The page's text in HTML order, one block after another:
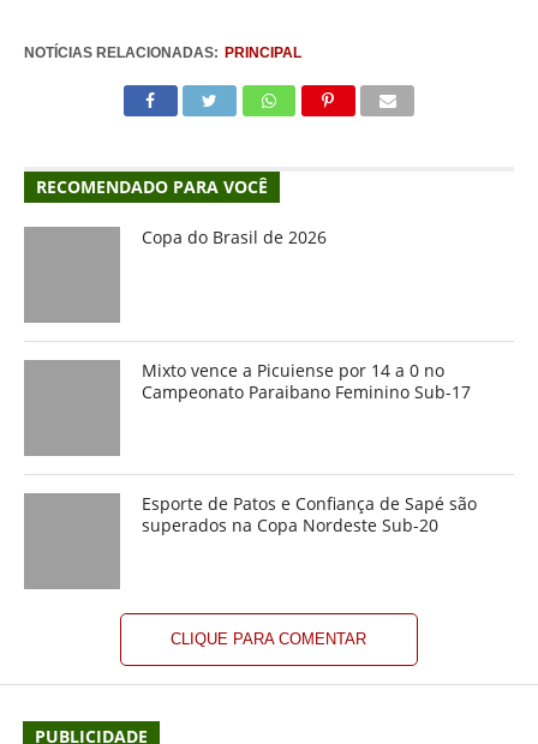
NOTÍCIAS RELACIONADAS: PRINCIPAL
RECOMENDADO PARA VOCÊ
Copa do Brasil de 2026
Mixto vence a Picuiense por 14 a 0 no
Campeonato Paraibano Feminino Sub-17
Esporte de Patos e Confiança de Sapé são
superados na Copa Nordeste Sub-20
CLIQUE PARA COMENTAR
PUBLICIDADE